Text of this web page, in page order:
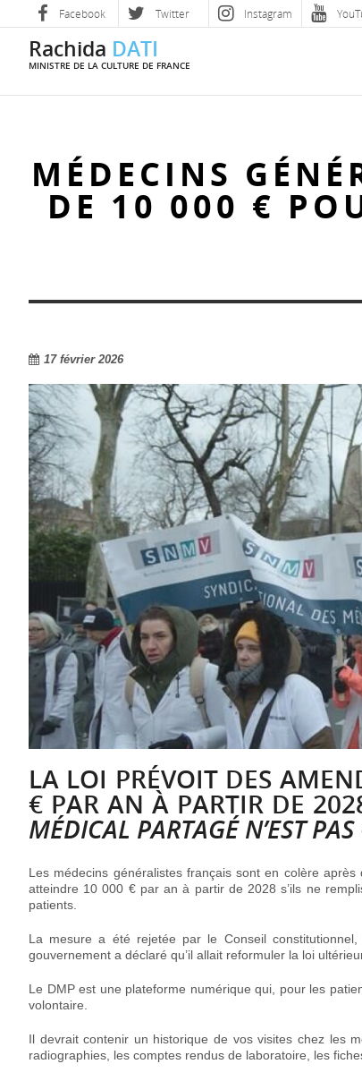
Facebook Twitter Instagram
Rachida DATI
MINISTRE DE LA CULTURE DE FRANCE
MÉDECINS
DE 10 000 €
17 février 2026
LA LOI PRÉVOIT DES
€ PAR AN À PARTIR DE
MÉDICAL PARTAGÉN’EST
Les médecins généralistes français sont en colère
atteindre 10 000 € par an à partir de 2028 s’ils ne
patients.
La mesure a été rejetée par le Conseil
gouvernement a déclaré qu’il allait reformuler la loi
Le DMP est une plateforme numérique qui, pour les
volontaire.
Il devrait contenir un historique de vos visites chez les
radiographies, les comptes rendus de laboratoire, les